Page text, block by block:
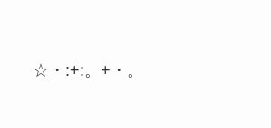
☆・:+:。+・。